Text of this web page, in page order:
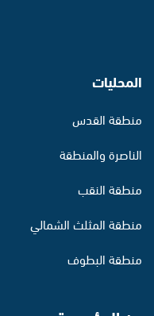
المحليات
منطقة القدس
الناصرة والمنطقة
منطقة النقب
منطقة المثلث الشمالي
منطقة البطوف